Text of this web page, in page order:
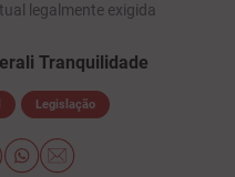
legalmente exigida
Tranquilidade
Legislação